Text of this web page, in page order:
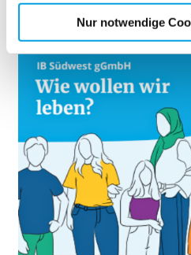
Cookies, die erforderlich zur
aufgerufenen und somit
Funktionen sind. Diese
berechtigter Interessen und
Einwilligung.
Nur notwendige